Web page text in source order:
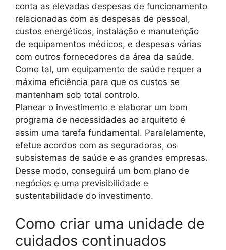
conta as elevadas despesas de funcionamento
relacionadas com as despesas de pessoal,
custos energéticos, instalação e manutenção
de equipamentos médicos, e despesas várias
com outros fornecedores da área da saúde.
Como tal, um equipamento de saúde requer a
máxima eficiência para que os custos se
mantenham sob total controlo.
Planear o investimento e elaborar um bom
programa de necessidades ao arquiteto é
assim uma tarefa fundamental. Paralelamente,
efetue acordos com as seguradoras, os
subsistemas de saúde e as grandes empresas.
Desse modo, conseguirá um bom plano de
negócios e uma previsibilidade e
sustentabilidade do investimento.
Como criar uma unidade de
cuidados continuados